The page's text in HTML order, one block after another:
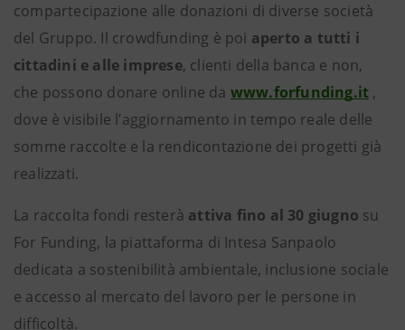
compartecipazione alle donazioni di diverse società
del Gruppo. Il crowdfunding è poi aperto a tutti i
cittadini e alle imprese, clienti della banca e non,
che possono donare online da www.forfunding.it ,
dove è visibile l’aggiornamento in tempo reale delle
somme raccolte e la rendicontazione dei progetti già
realizzati.
La raccolta fondi resterà attiva fino al 30 giugno su
For Funding, la piattaforma di Intesa Sanpaolo
dedicata a sostenibilità ambientale, inclusione sociale
e accesso al mercato del lavoro per le persone in
difficoltà.